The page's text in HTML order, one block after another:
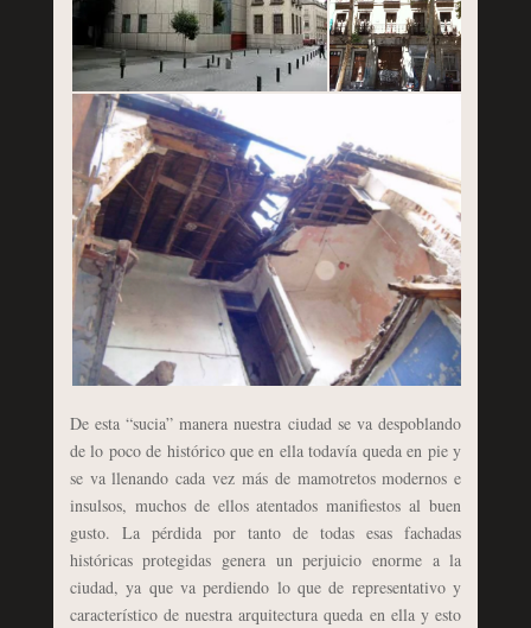
De esta “sucia” manera nuestra ciudad se va despoblando
de lo poco de histórico que en ella todavía queda en pie y
se va llenando cada vez más de mamotretos modernos e
insulsos, muchos de ellos atentados manifiestos al buen
gusto. La pérdida por tanto de todas esas fachadas
históricas protegidas genera un perjuicio enorme a la
ciudad, ya que va perdiendo lo que de representativo y
característico de nuestra arquitectura queda en ella y esto